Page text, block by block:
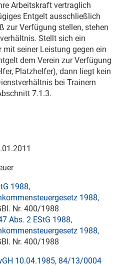
Arbeitskraft vertraglich
Entgelt ausschließlich
zur Verfügung stellen, stehen
Stellt sich ein
seiner Leistung gegen ein
dem Verein zur Verfügung
Platzhelfer), dann liegt kein
bei Trainern
7.1.3.
1988,
1988,
Nr. 400/1988
Abs. 2 EStG 1988,
1988,
Nr. 400/1988
10.04.1985, 84/13/0004